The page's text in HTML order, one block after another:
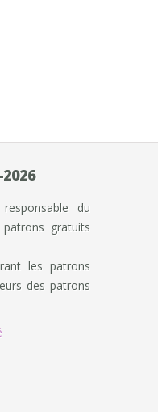
du
gratuits
les patrons
des patrons